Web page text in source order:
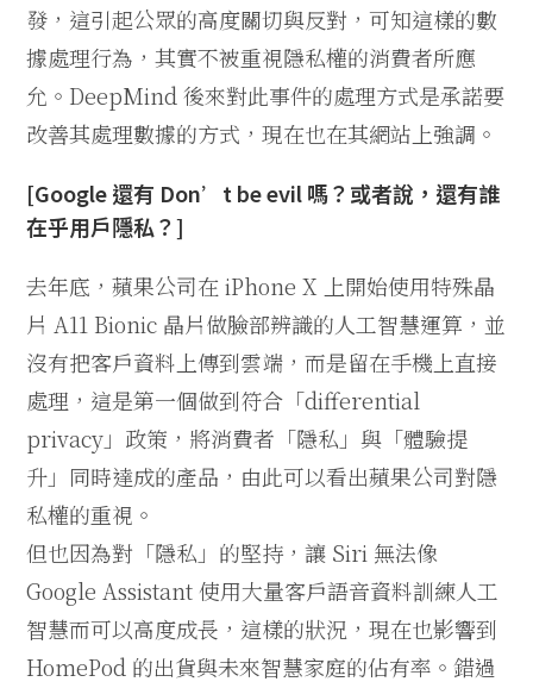
發，這引起公眾的高度關切與反對，可知這樣的數
據處理行為，其實不被重視隱私權的消費者所應
允。DeepMind 後來對此事件的處理方式是承諾要
改善其處理數據的方式，現在也在其網站上強調。
[Google 還有 Don’t be evil 嗎？或者說，還有誰
在乎用戶隱私？]
去年底，蘋果公司在 iPhone X 上開始使用特殊晶
片 A11 Bionic 晶片做臉部辨識的人工智慧運算，並
沒有把客戶資料上傳到雲端，而是留在手機上直接
處理，這是第一個做到符合「differential
privacy」政策，將消費者「隱私」與「體驗提
升」同時達成的產品，由此可以看出蘋果公司對隱
私權的重視。
但也因為對「隱私」的堅持，讓 Siri 無法像
Google Assistant 使用大量客戶語音資料訓練人工
智慧而可以高度成長，這樣的狀況，現在也影響到
HomePod 的出貨與未來智慧家庭的佔有率。錯過